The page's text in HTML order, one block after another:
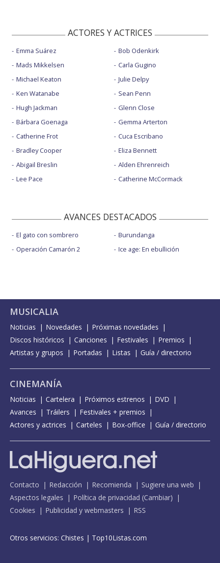
ACTORES Y ACTRICES
Emma Suárez
Mads Mikkelsen
Michael Keaton
Ken Watanabe
Hugh Jackman
Bárbara Goenaga
Catherine Frot
Bradley Cooper
Abigail Breslin
Lee Pace
Bob Odenkirk
Carla Gugino
Julie Delpy
Sean Penn
Glenn Close
Gemma Arterton
Cuca Escribano
Eliza Bennett
Alden Ehrenreich
Catherine McCormack
AVANCES DESTACADOS
El gato con sombrero
Operación Camarón 2
Burundanga
Ice age: En ebullición
MUSICALIA
Noticias Novedades
Próximas novedades
Discos históricos
Canciones Festivales
Premios
Artistas y grupos
Portadas Listas Guía / directorio
CINEMANÍA
Noticias Cartelera Próximos estrenos
DVD
Avances
Tráilers
Festivales + premios
Actores y actrices
Carteles Box-office Guía / directorio
Contacto Redacción Recomienda
Sugiere una web
Aspectos legales
Política de privacidad (Cambiar)
Cookies
Publicidad y webmasters RSS
Otros servicios: Chistes | Top10Listas.com